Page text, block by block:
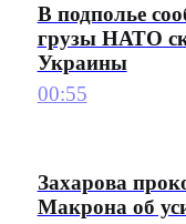
В подполье
грузы НАТО
Украины
00:55
Захарова
Макрона об